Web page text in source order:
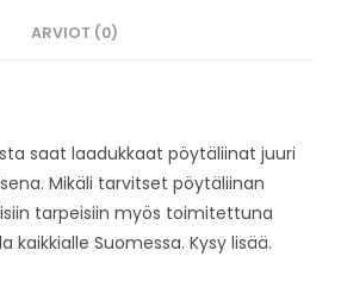
ARVIOT (0)
saat laadukkaat pöytäliinat juuri
Mikäli tarvitset pöytäliinan
tarpeisiin myös toimitettuna
kaikkialle Suomessa. Kysy lisää.